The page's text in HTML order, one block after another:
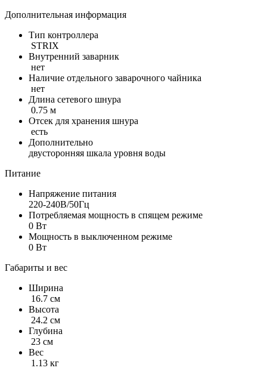
Дополнительная информация
Тип контроллера
STRIX
Внутренний заварник
нет
Наличие отдельного заварочного чайника
нет
Длина сетевого шнура
0.75 м
Отсек для хранения шнура
есть
Дополнительно
двусторонняя шкала уровня воды
Питание
Напряжение питания
220-240В/50Гц
Потребляемая мощность в спящем режиме
0 Вт
Мощность в выключенном режиме
0 Вт
Габариты и вес
Ширина
16.7 см
Высота
24.2 см
Глубина
23 см
Вес
1.13 кг